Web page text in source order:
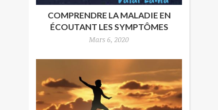
COMPRENDRE LA MALADIE EN
ÉCOUTANT LES SYMPTÔMES
Mars 6, 2020